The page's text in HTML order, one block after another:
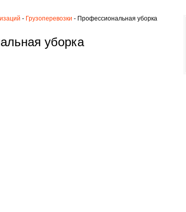
- Грузоперевозки - Профессиональная уборка
уборка